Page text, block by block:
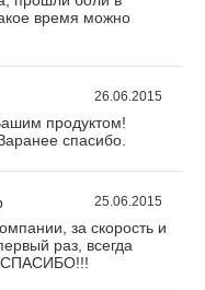
время можно
26.06.2015
продуктом!
спасибо.
25.06.2015
за скорость и
раз, всегда
СПАСИБО!!!